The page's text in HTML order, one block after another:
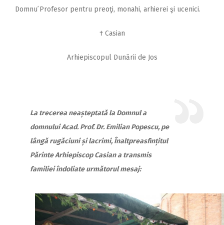
Domnu᾿ Profesor pentru preoţi, monahi, arhierei şi ucenici.
† Casian
Arhiepiscopul Dunării de Jos
La trecerea neașteptată la Domnul a
domnului Acad. Prof. Dr. Emilian Popescu, pe
lângă rugăciuni și lacrimi, Înaltpreasfințitul
Părinte Arhiepiscop Casian a transmis
familiei îndoliate următorul mesaj: